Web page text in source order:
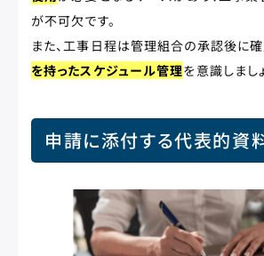
が不可欠です。
また、工事日程は管理組合の承認後に確
を持ったスケジュール管理を意識しまし
申請に添付する代表的資